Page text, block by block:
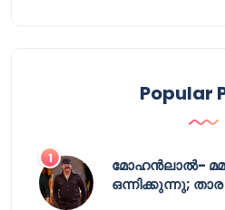
Popular
മോഹൻലാൽ-
ഒന്നിക്കുന്നു;